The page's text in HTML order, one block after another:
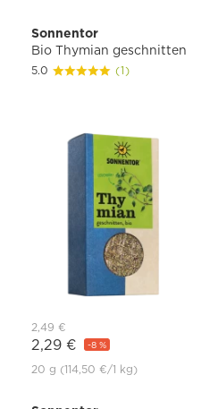
Sonnentor
Bio Thymian geschnitten
5.0 (1)
2,49 €
2,29 € -8 %
20 g (114,50 €/1 kg)